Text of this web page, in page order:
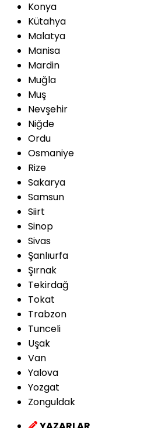
Konya
Kütahya
Malatya
Manisa
Mardin
Muğla
Muş
Nevşehir
Niğde
Ordu
Osmaniye
Rize
Sakarya
Samsun
Siirt
Sinop
Sivas
Şanlıurfa
Şırnak
Tekirdağ
Tokat
Trabzon
Tunceli
Uşak
Van
Yalova
Yozgat
Zonguldak